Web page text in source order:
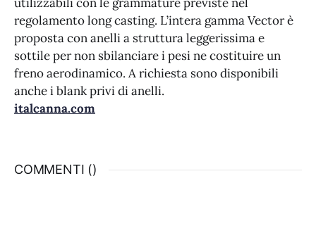
regolamento long casting. L’intera gamma Vector è
proposta con anelli a struttura leggerissima e
sottile per non sbilanciare i pesi ne costituire un
freno aerodinamico. A richiesta sono disponibili
anche i blank privi di anelli.
italcanna.com
COMMENTI ()